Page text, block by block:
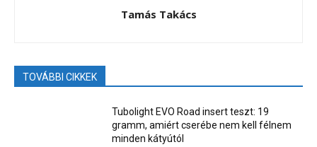
Tamás Takács
TOVÁBBI CIKKEK
Tubolight EVO Road insert teszt: 19
gramm, amiért cserébe nem kell félnem
minden kátyútól